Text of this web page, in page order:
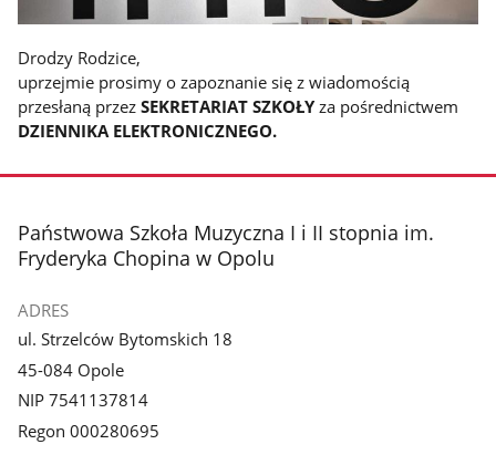
Drodzy Rodzice,
uprzejmie prosimy o zapoznanie się z wiadomością
przesłaną przezSEKRETARIAT SZKOŁYza pośrednictwem
DZIENNIKA ELEKTRONICZNEGO.
stopka
Państwowa Szkoła Muzyczna I i II stopnia im.
Fryderyka Chopina w Opolu
ADRES
ul. Strzelców Bytomskich 18
45-084 Opole
NIP 7541137814
Regon 000280695